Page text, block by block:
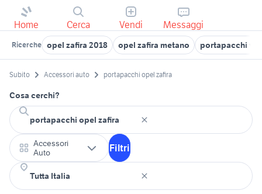
Home Cerca Vendi Messaggi
Ricerche opel zafira 2018 opel zafira metano portapacchi
Subito Accessori auto portapacchi opel zafira
Cosa cerchi?
Accessori
Auto
Filtri